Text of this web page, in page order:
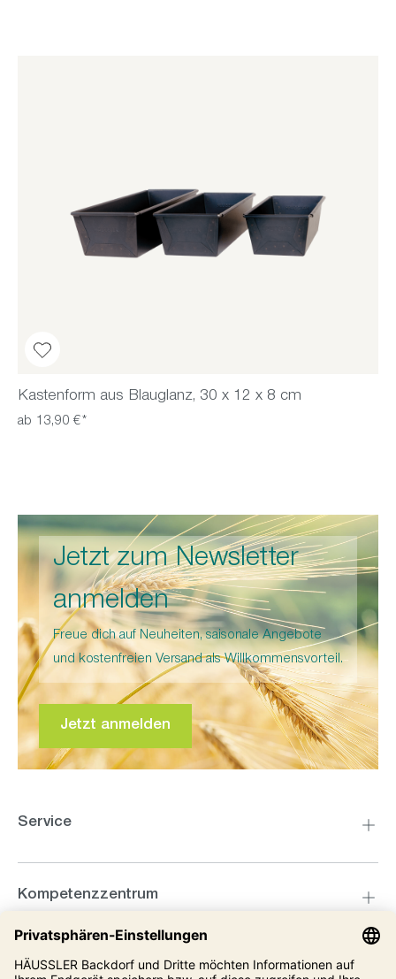
Kastenform aus Blauglanz, 30 x 12 x 8 cm
ab 13,90 €*
Jetzt zum Newsletter
anmelden
Freue dich auf Neuheiten, saisonale Angebote
und kostenfreien Versand als Willkommensvorteil.
Jetzt anmelden
Service
Kompetenzzentrum
Informationen